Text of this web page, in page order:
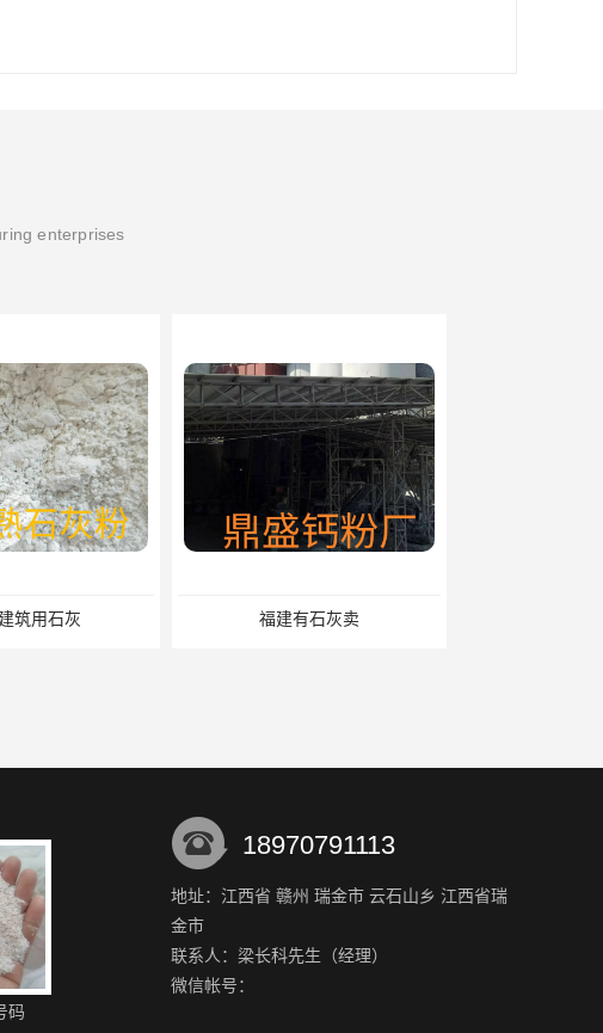
enterprises
福建有石灰卖 福建建筑用灰
福建氢氧化钙厂家 福建石灰厂
码
18970791113
地址：江西省 赣州 瑞金市 云石山乡 江西省瑞
金市
联系人：梁长科先生 （经理）
微信帐号：